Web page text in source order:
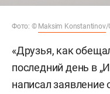
Фото: © Maksim Konstantinov/
«Друзья, как
последний день в
написал заявление